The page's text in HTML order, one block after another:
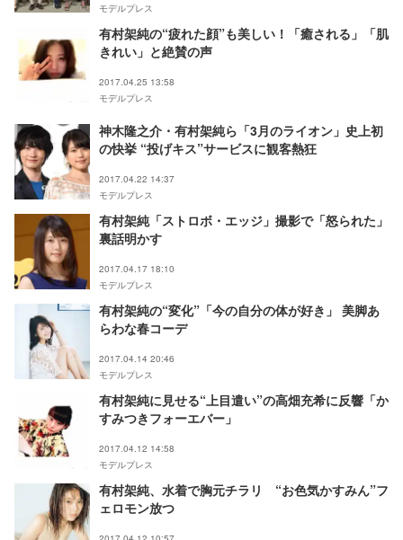
モデルプレス
有村架純の“疲れた顔”も美しい！「癒される」「肌
きれい」と絶賛の声
2017.04.25 13:58
モデルプレス
神木隆之介・有村架純ら「3月のライオン」史上初
の快挙 “投げキス”サービスに観客熱狂
2017.04.22 14:37
モデルプレス
有村架純「ストロボ・エッジ」撮影で「怒られた」
裏話明かす
2017.04.17 18:10
モデルプレス
有村架純の“変化”「今の自分の体が好き」 美脚あ
らわな春コーデ
2017.04.14 20:46
モデルプレス
有村架純に見せる“上目遣い”の高畑充希に反響「か
すみつきフォーエバー」
2017.04.12 14:58
モデルプレス
有村架純、水着で胸元チラリ “お色気かすみん”フ
ェロモン放つ